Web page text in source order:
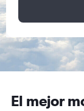
El mejor